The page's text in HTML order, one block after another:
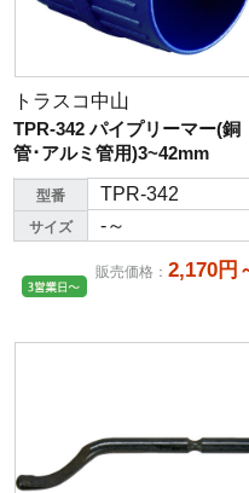
トラスコ中山
TPR-342 パイプリーマー(銅
管･アルミ管用)3~42mm
型番 TPR-342
サイズ -～
販売価格 ： 2,170円